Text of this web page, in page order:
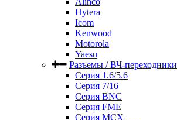
Hytera
Icom
Kenwood
Motorola
Yaesu
Разъемы / ВЧ-переходники
Серия 1.6/5.6
Серия 7/16
Серия BNC
Серия FME
Серия MCX